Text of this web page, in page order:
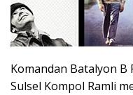
Komandan Batalyon
Sulsel Kompol Ramli